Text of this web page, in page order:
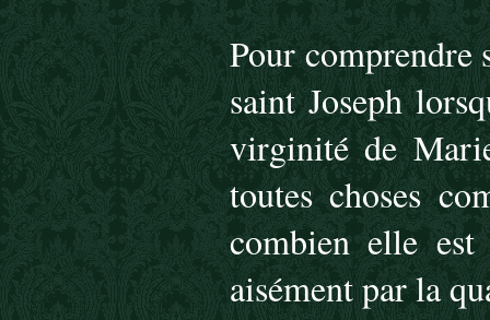
Pour comprendre
saint Joseph
virginité de
toutes choses
combien elle
aisément par la